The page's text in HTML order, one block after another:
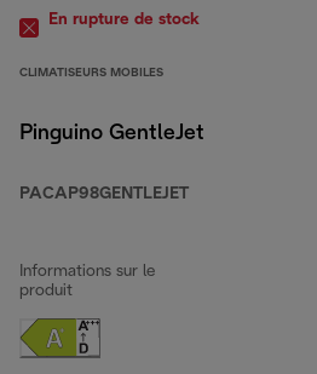
En rupture de stock
CLIMATISEURS MOBILES
Pinguino GentleJet
PACAP98GENTLEJET
Informations sur le
produit